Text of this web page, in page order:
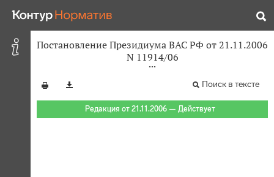
Постановление Президиума ВАС РФ от 21.11.2006
N 11914/06
Поиск в тексте
Редакция от 21.11.2006 — Действует